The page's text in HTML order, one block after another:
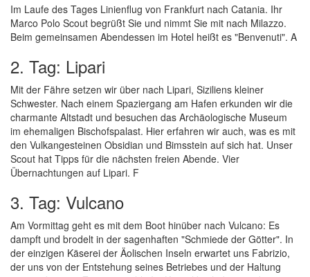
Im Laufe des Tages Linienflug von Frankfurt nach Catania. Ihr
Marco Polo Scout begrüßt Sie und nimmt Sie mit nach Milazzo.
Beim gemeinsamen Abendessen im Hotel heißt es "Benvenuti". A
2. Tag: Lipari
Mit der Fähre setzen wir über nach Lipari, Siziliens kleiner
Schwester. Nach einem Spaziergang am Hafen erkunden wir die
charmante Altstadt und besuchen das Archäologische Museum
im ehemaligen Bischofspalast. Hier erfahren wir auch, was es mit
den Vulkangesteinen Obsidian und Bimsstein auf sich hat. Unser
Scout hat Tipps für die nächsten freien Abende. Vier
Übernachtungen auf Lipari. F
3. Tag: Vulcano
Am Vormittag geht es mit dem Boot hinüber nach Vulcano: Es
dampft und brodelt in der sagenhaften "Schmiede der Götter". In
der einzigen Käserei der Äolischen Inseln erwartet uns Fabrizio,
der uns von der Entstehung seines Betriebes und der Haltung